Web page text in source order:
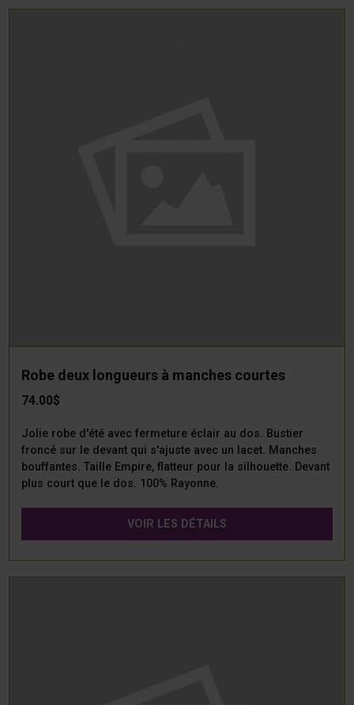
Robe deux longueurs à manches courtes
74.00$
Jolie robe d'été avec fermeture éclair au dos. Bustier
froncé sur le devant qui s'ajuste avec un lacet. Manches
bouffantes. Taille Empire, flatteur pour la silhouette. Devant
plus court que le dos. 100% Rayonne.
VOIR LES DÉTAILS